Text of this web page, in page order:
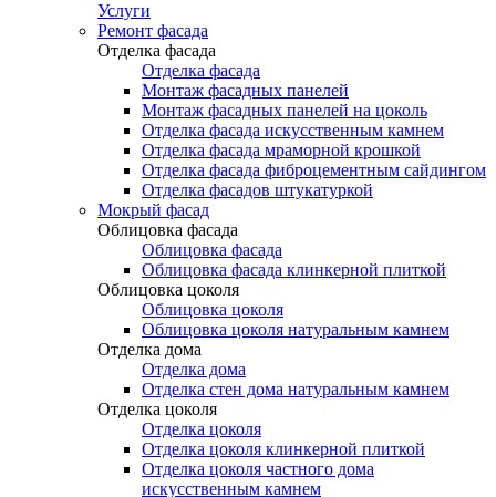
Услуги
Ремонт фасада
Отделка фасада
Отделка фасада
Монтаж фасадных панелей
Монтаж фасадных панелей на цоколь
Отделка фасада искусственным камнем
Отделка фасада мраморной крошкой
Отделка фасада фиброцементным сайдингом
Отделка фасадов штукатуркой
Мокрый фасад
Облицовка фасада
Облицовка фасада
Облицовка фасада клинкерной плиткой
Облицовка цоколя
Облицовка цоколя
Облицовка цоколя натуральным камнем
Отделка дома
Отделка дома
Отделка стен дома натуральным камнем
Отделка цоколя
Отделка цоколя
Отделка цоколя клинкерной плиткой
Отделка цоколя частного дома
искусственным камнем